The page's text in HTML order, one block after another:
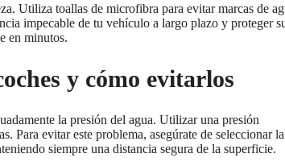
Utiliza toallas de microfibra para evitar marcas de
impecable de tu vehículo a largo plazo y proteger
en minutos.
y cómo evitarlos
la presión del agua. Utilizar una presión
Para evitar este problema, asegúrate de seleccionar la
siempre una distancia segura de la superficie.